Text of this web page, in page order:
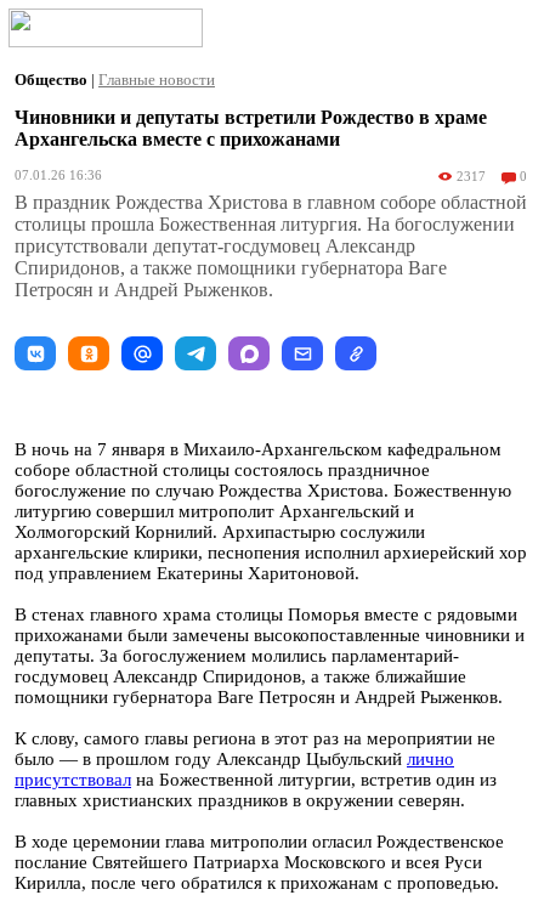
Общество | Главные новости
Чиновники и депутаты встретили Рождество в храме
Архангельска вместе с прихожанами
07.01.26 16:36 2317 0
В праздник Рождества Христова в главном соборе областной
столицы прошла Божественная литургия. На богослужении
присутствовали депутат-госдумовец Александр
Спиридонов, а также помощники губернатора Ваге
Петросян и Андрей Рыженков.
В ночь на 7 января в Михаило-Архангельском кафедральном
соборе областной столицы состоялось праздничное
богослужение по случаю Рождества Христова. Божественную
литургию совершил митрополит Архангельский и
Холмогорский Корнилий. Архипастырю сослужили
архангельские клирики, песнопения исполнил архиерейский хор
под управлением Екатерины Харитоновой.
В стенах главного храма столицы Поморья вместе с рядовыми
прихожанами были замечены высокопоставленные чиновники и
депутаты. За богослужением молились парламентарий-
госдумовец Александр Спиридонов, а также ближайшие
помощники губернатора Ваге Петросян и Андрей Рыженков.
К слову, самого главы региона в этот раз на мероприятии не
было — в прошлом году Александр Цыбульский лично
присутствовал на Божественной литургии, встретив один из
главных христианских праздников в окружении северян.
В ходе церемонии глава митрополии огласил Рождественское
послание Святейшего Патриарха Московского и всея Руси
Кирилла, после чего обратился к прихожанам с проповедью.